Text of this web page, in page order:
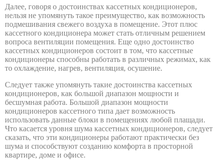
Далее, говоря о достоинствах кассетных кондиционеров,
нельзя не упомянуть такое преимущество, как возможность
подмешивания свежего воздуха в помещение. Этот плюс
кассетного кондиционера может стать отличным решением
вопроса вентиляции помещения. Еще одно достоинство
кассетных кондиционеров состоит в том, что кассетные
кондиционеры способны работать в различных режимах, как
то охлаждение, нагрев, вентиляция, осушение.
Следует также упомянуть такие достоинства кассетных
кондиционеров, как большой диапазон мощности и
бесшумная работа. Большой диапазон мощности
кондиционеров кассетного типа дает возможность
использовать данные блоки в помещениях любой плащади.
Что касается уровня шума кассетных кондиционеров, следует
сказать, что эти кондиционеры работают практически без
шума и способствуют созданию комфорта в просторной
квартире, доме и офисе.
SRK50ZSX-W
•
•
•
•
SRK60ZSX-W